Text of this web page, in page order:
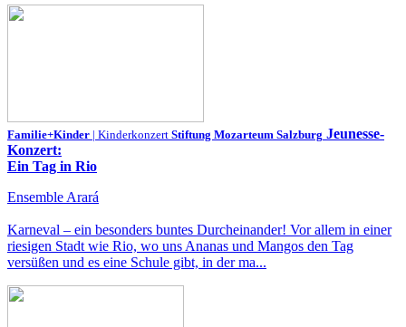
Familie+Kinder | Kinderkonzert Stiftung Mozarteum Salzburg Jeunesse-
Konzert:
Ein Tag in Rio
Ensemble Arará
Karneval – ein besonders buntes Durcheinander! Vor allem in einer
riesigen Stadt wie Rio, wo uns Ananas und Mangos den Tag
versüßen und es eine Schule gibt, in der ma...